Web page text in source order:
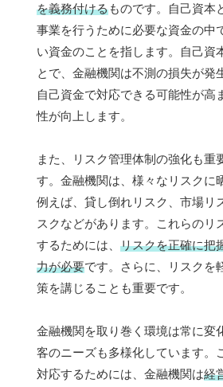
を義務付けるものです。自己資本
事業を行うために必要な資金の中
い資金のことを指します。自己資
とで、金融機関は不測の損失が発
自己資金で対応できる可能性が高
性が向上します。
また、リスク管理体制の強化も重
す。金融機関は、様々なリスクに
例えば、貸し倒れリスク、市場リ
スクなどがあります。これらのリ
するためには、 リスクを正確に把
力が必要です。さらに、リスクを
策を講じることも重要です。
金融機関を取り巻く環境は常に変
客のニーズも多様化しています。
対応するためには、金融機関は経